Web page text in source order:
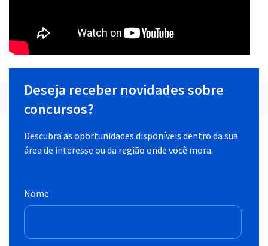
Deseja receber novidades sobre
concursos?
Descubra as oportunidades disponíveis dentro da sua
área de interesse ou da região onde você mora.
Nome